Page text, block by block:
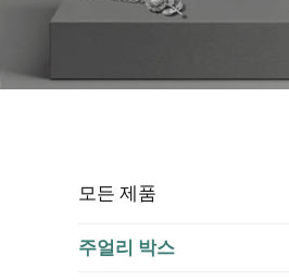
모든 제품
주얼리 박스